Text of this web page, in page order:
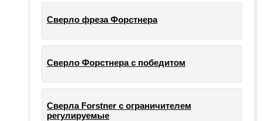
Сверло фреза Форстнера
Сверло Форстнера с победитом
Сверла Forstner с ограничителем
регулируемые